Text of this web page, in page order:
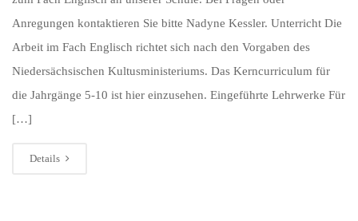
Anregungen kontaktieren Sie bitte Nadyne Kessler. Unterricht Die
Arbeit im Fach Englisch richtet sich nach den Vorgaben des
Niedersächsischen Kultusministeriums. Das Kerncurriculum für
die Jahrgänge 5-10 ist hier einzusehen. Eingeführte Lehrwerke Für
[…]
Details